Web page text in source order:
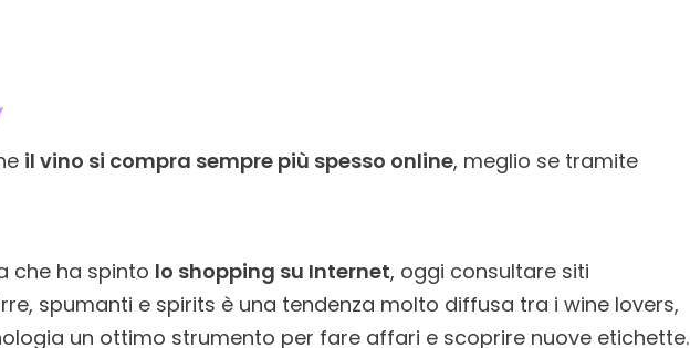
il vino si compra sempre più spesso online, meglio se tramite
che ha spinto lo shopping su Internet, oggi consultare siti
spumanti e spirits è una tendenza molto diffusa tra i wine lovers,
un ottimo strumento per fare affari e scoprire nuove etichette.